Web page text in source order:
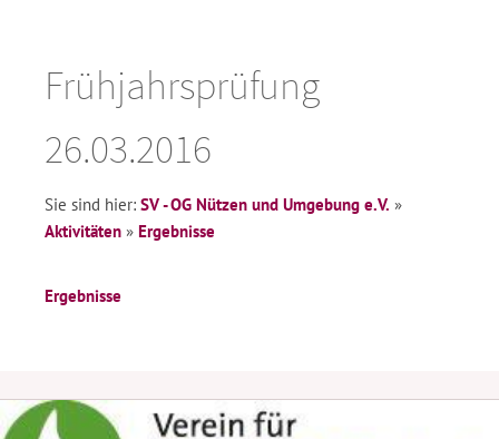
Frühjahrsprüfung
26.03.2016
Sie sind hier: SV - OG Nützen und Umgebung e.V. »
Aktivitäten » Ergebnisse
Ergebnisse